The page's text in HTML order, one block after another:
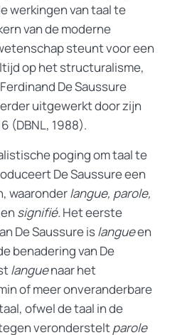
werkingen van taal te
van de moderne
steunt voor een
op het structuralisme,
De Saussure
uitgewerkt door zijn
(DBNL, 1988).
poging om taal te
De Saussure een
waaronderlangue, parole,
signifié. Het eerste
De Saussure islangueen
benadering van De
languenaar het
of meer onveranderbare
ofwel de taal in de
verondersteltparole